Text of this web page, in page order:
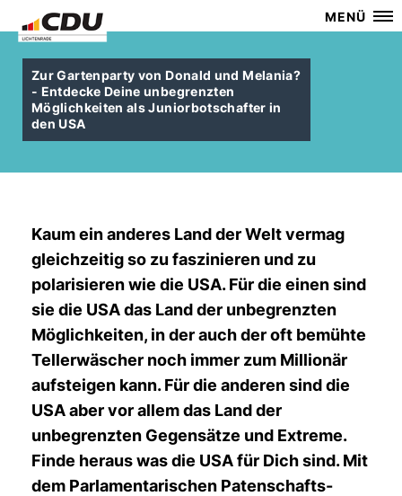
MENÜ
Zur Gartenparty von Donald und Melania?
- Entdecke Deine unbegrenzten
Möglichkeiten als Juniorbotschafter in
den USA
Kaum ein anderes Land der Welt vermag
gleichzeitig so zu faszinieren und zu
polarisieren wie die USA. Für die einen sind
sie die USA das Land der unbegrenzten
Möglichkeiten, in der auch der oft bemühte
Tellerwäscher noch immer zum Millionär
aufsteigen kann. Für die anderen sind die
USA aber vor allem das Land der
unbegrenzten Gegensätze und Extreme.
Finde heraus was die USA für Dich sind. Mit
dem Parlamentarischen Patenschafts-